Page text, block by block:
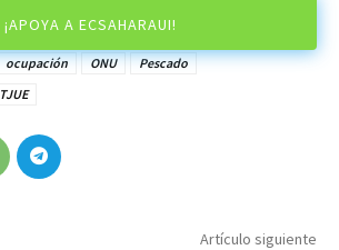
¡APOYA A ECSAHARAUI!
ocupación ONU
Pescado
TJUE
Artículo siguiente